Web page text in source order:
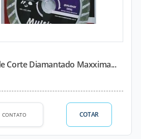
Corte Diamantado Maxxima...
CONTATO COTAR